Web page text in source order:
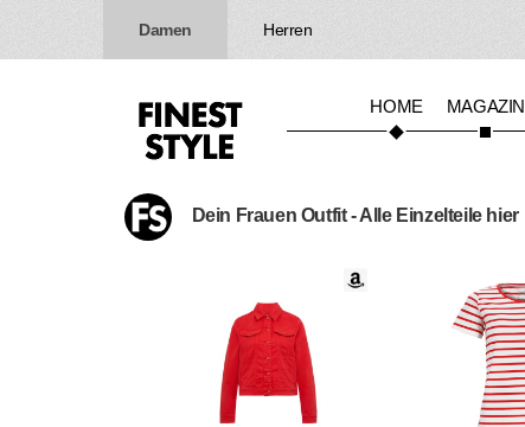
Damen Herren
HOME MAGAZIN
Dein Frauen Outfit - Alle Einzelteile hier